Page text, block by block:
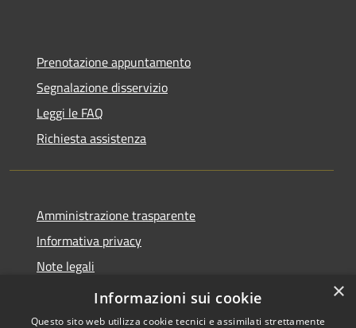
Prenotazione appuntamento
Segnalazione disservizio
Leggi le FAQ
Richiesta assistenza
Amministrazione trasparente
Informativa privacy
Note legali
Dichiarazione di accessibilità
×
Informazioni sui cookie
Questo sito web utilizza cookie tecnici e assimilati strettamente